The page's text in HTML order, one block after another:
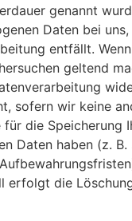
genannt
Daten bei
entfällt.
geltend
sofern wir keine
für die Speicherung
Daten haben (z.
erfolgt die